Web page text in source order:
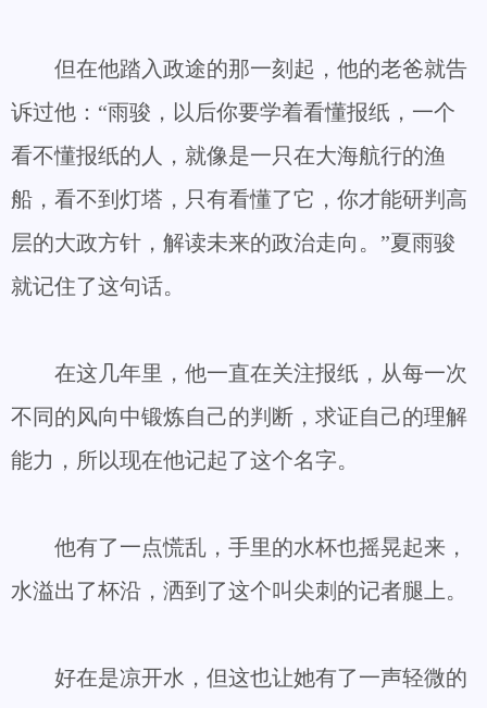
但在他踏入政途的那一刻起，他的老爸就告
诉过他：“雨骏，以后你要学着看懂报纸，一个
看不懂报纸的人，就像是一只在大海航行的渔
船，看不到灯塔，只有看懂了它，你才能研判高
层的大政方针，解读未来的政治走向。”夏雨骏
就记住了这句话。
在这几年里，他一直在关注报纸，从每一次
不同的风向中锻炼自己的判断，求证自己的理解
能力，所以现在他记起了这个名字。
他有了一点慌乱，手里的水杯也摇晃起来，
水溢出了杯沿，洒到了这个叫尖刺的记者腿上。
好在是凉开水，但这也让她有了一声轻微的